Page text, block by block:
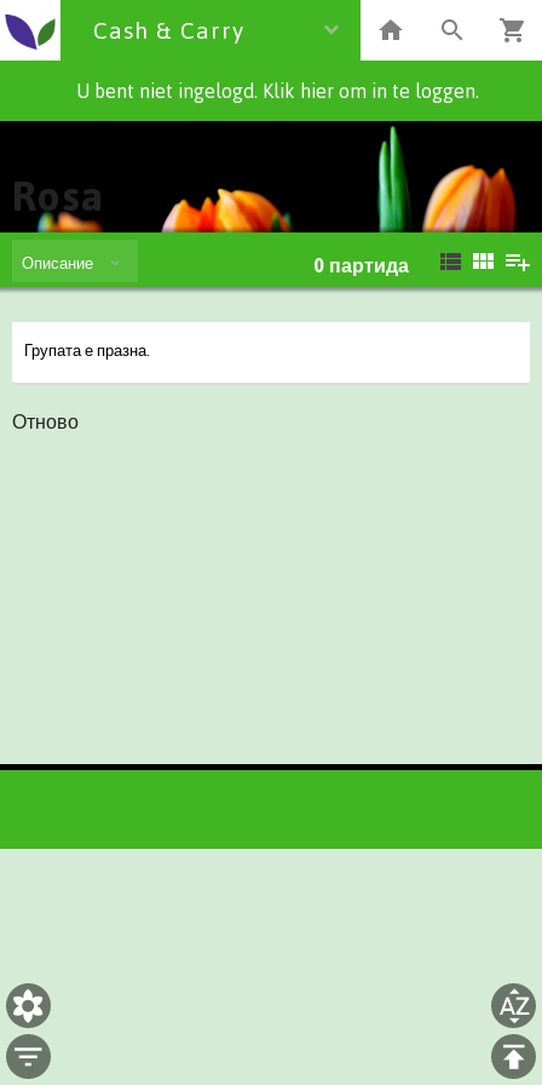
Cash & Carry
U bent niet ingelogd. Klik hier om in te loggen.
Rosa
Описание 0 партида
Групата е празна.
Отново